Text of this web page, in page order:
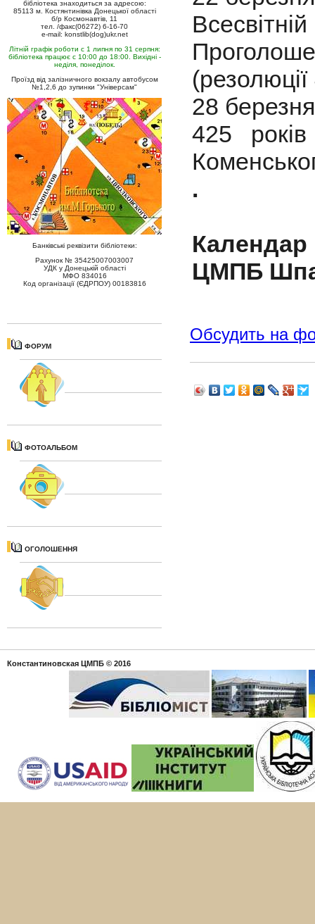
бібліотека знаходиться за адресою:
85113 м. Костянтинівка Донецької області
б/р Космонавтів, 11
тел. /факс(06272) 6-16-70
e-mail: konstlib(dog)ukr.net
Літній графік роботи с 1 липня по 31 серпня:
бібліотека працює с 10:00 до 18:00. Вихідні -
неділя, понеділок.
Проїзд від залізничного вокзалу автобусом
№1,2,6 до зупинки "Універсам"
Банківські реквізити бібліотеки:
Рахунок № 35425007003007
УДК у Донецькій області
МФО 834016
Код організації (ЄДРПОУ) 00183816
ФОРУМ
ФОТОАЛЬБОМ
ОГОЛОШЕННЯ
28
425
.
ЦМПБ
Обсудить на
Константиновская ЦМПБ © 2016